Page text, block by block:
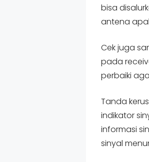
bisa
antena
Cek juga
pada
perbaiki
Tanda
indikator
informasi
sinyal